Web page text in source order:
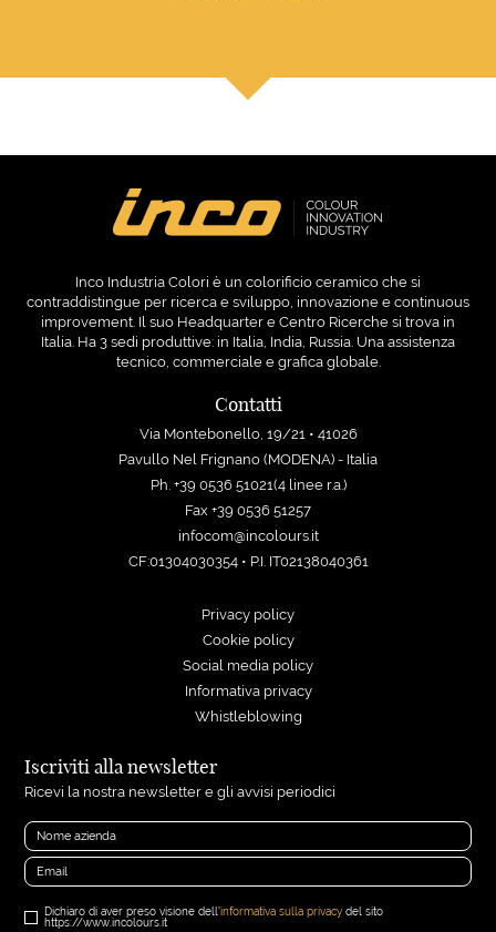
Inco Industria Colori è un colorificio ceramico che si
contraddistingue per ricerca e sviluppo, innovazione e continuous
improvement. Il suo Headquarter e Centro Ricerche si trova in
Italia. Ha 3 sedi produttive: in Italia, India, Russia. Una assistenza
tecnico, commerciale e grafica globale.
Contatti
Via Montebonello, 19/21 • 41026
Pavullo Nel Frignano (MODENA) - Italia
Ph. +39 0536 51021(4 linee r.a.)
Fax +39 0536 51257
infocom@incolours.it
CF:01304030354 • P.I. IT02138040361
Privacy policy
Cookie policy
Social media policy
Informativa privacy
Whistleblowing
Iscriviti alla newsletter
Ricevi la nostra newsletter e gli avvisi periodici
Dichiaro di aver preso visione dell'informativa sulla privacy del sito
https://www.incolours.it